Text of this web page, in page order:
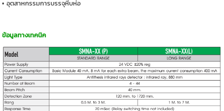
• อุตสาหกรรมการบรรจุหีบห่อ
ข้อมูลทางเทคนิค